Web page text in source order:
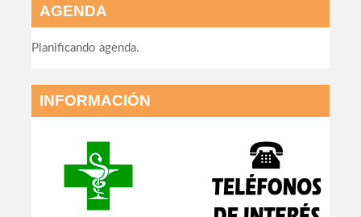
AGENDA
Planificando agenda.
INFORMACIÓN